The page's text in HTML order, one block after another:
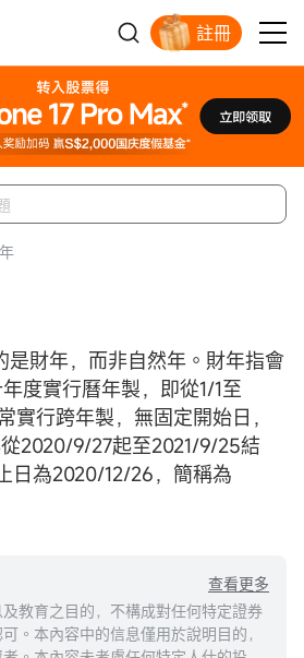
註冊
是財年，而非自然年。財年指會
度實行曆年製，即從1/1至
實行跨年製，無固定開始日，
2020/9/27起至2021/9/25結
日為2020/12/26，簡稱為
查看更多
教育之目的，不構成對任何特定證券
。本內容中的信息僅用於說明目的，